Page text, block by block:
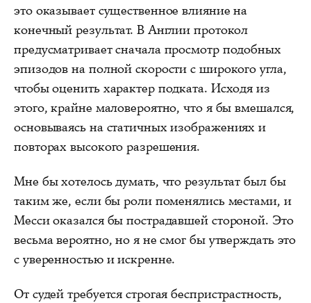
это оказывает существенное влияние на
конечный результат. В Англии протокол
предусматривает сначала просмотр подобных
эпизодов на полной скорости с широкого угла,
чтобы оценить характер подката. Исходя из
этого, крайне маловероятно, что я бы вмешался,
основываясь на статичных изображениях и
повторах высокого разрешения.
Мне бы хотелось думать, что результат был бы
таким же, если бы роли поменялись местами, и
Месси оказался бы пострадавшей стороной. Это
весьма вероятно, но я не смог бы утверждать это
с уверенностью и искренне.
От судей требуется строгая беспристрастность,